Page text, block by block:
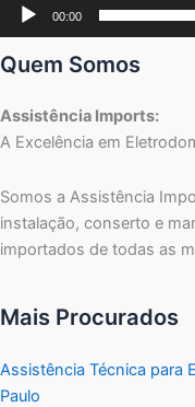
00:00
Quem Somos
Assistência Imports:
A Excelência em
Somos a Assistência
instalação, conserto e
importados de todas as
Mais Procurados
Assistência Técnica para
Paulo